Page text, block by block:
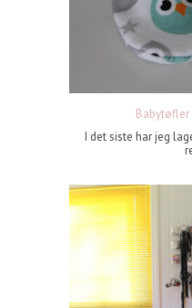
Babytøfler
I det siste har jeg